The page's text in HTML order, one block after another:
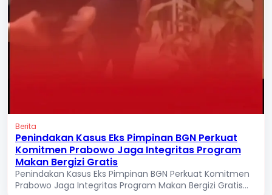
Berita
Penindakan Kasus Eks Pimpinan BGN Perkuat
Komitmen Prabowo Jaga Integritas Program
Makan Bergizi Gratis
Penindakan Kasus Eks Pimpinan BGN Perkuat Komitmen
Prabowo Jaga Integritas Program Makan Bergizi Gratis...